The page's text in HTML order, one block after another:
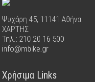
Ψυχάρη 45, 11141 Αθήνα
ΧΑΡΤΗΣ
Τηλ.: 210 20 16 500
info@mbike.gr
Χρήσιμα Links